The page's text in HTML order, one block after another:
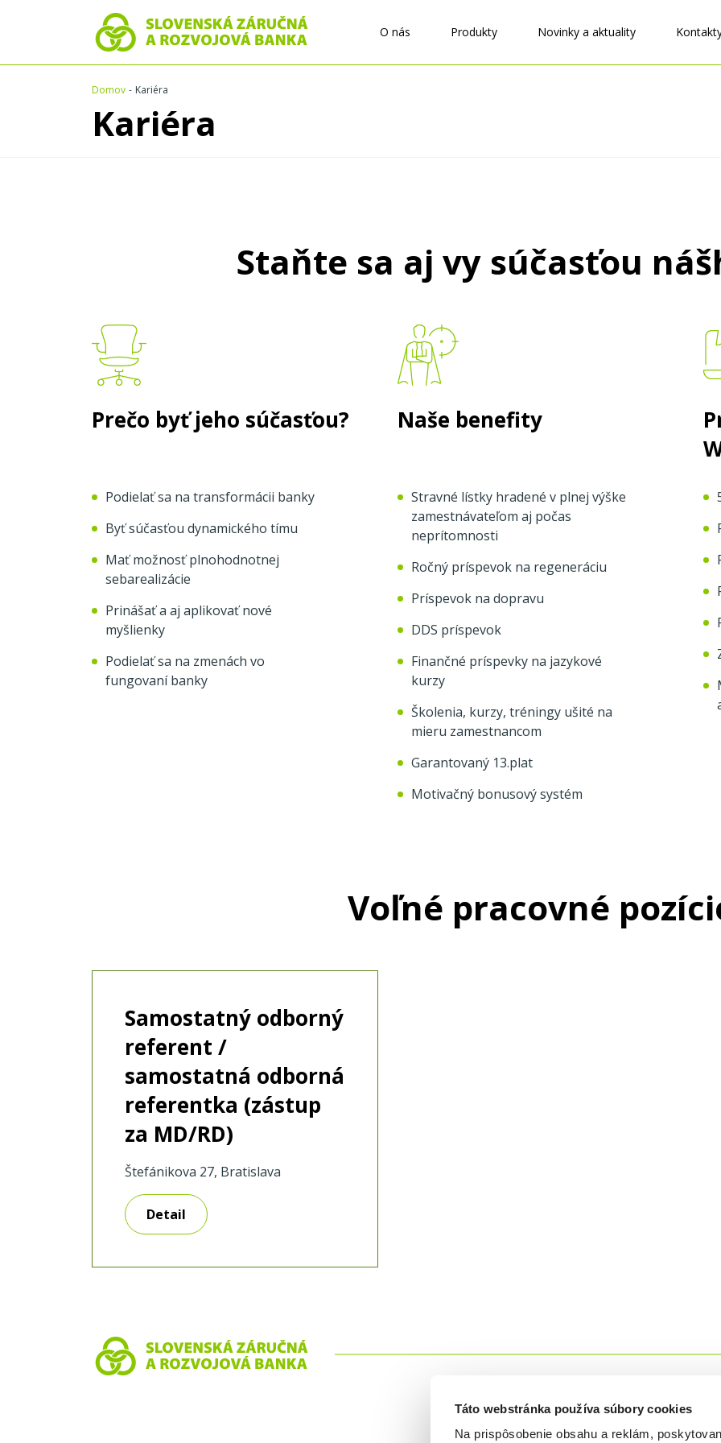
Táto webstránka používa súbory cookies
Na prispôsobenie obsahu a reklám,
O nás Produkty Novinky a aktuality
Domov Kariéra
Kariéra
Staňte sa aj vy súčasťou
Prečo byť jeho súčasťou?
Podielať sa na transformácii banky
Byť súčasťou dynamického tímu
Mať možnosť plnohodnotnej
sebarealizácie
Prinášať a aj aplikovať nové
myšlienky
Podielať sa na zmenách vo
fungovaní banky
Naše benefity
Stravné lístky hradené v plnej výške
zamestnávateľom aj počas
neprítomnosti
Ročný príspevok na regeneráciu
Príspevok na dopravu
DDS príspevok
Finančné príspevky na jazykové
kurzy
Školenia, kurzy, tréningy ušité na
mieru zamestnancom
Garantovaný 13.plat
Motivačný bonusový systém
Voľné pracovné
Samostatný odborný
referent /
samostatná odborná
referentka (zástup
za MD/RD)
Štefánikova 27, Bratislava
Detail